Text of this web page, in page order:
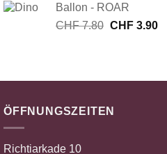
war:
CHF 5.80
Ballon - ROAR
CHF7.80 CHF3.90
ÖFFNUNGSZEITEN
Richtiarkade 10